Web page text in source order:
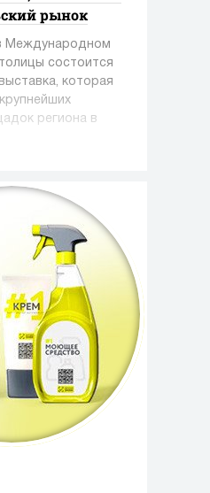
рынок
Международном
состоится
которая
региона в
и